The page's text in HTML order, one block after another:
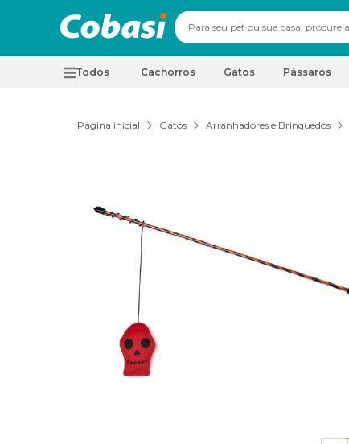
Todos Cachorros Gatos Pássaros
Página inicial Gatos Arranhadores e Brinquedos